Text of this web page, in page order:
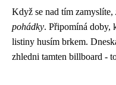
Když se nad tím zamyslíte,
pohádky. Připomíná doby,
listiny husím brkem.
zhledni tamten billboard -